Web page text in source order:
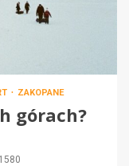
ZAKOPANE
górach?
1580